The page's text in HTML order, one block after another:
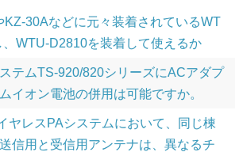
KZ-30Aなどに元々装着されているWT
WTU-D2810を装着して使えるか
テムTS-920/820シリーズにACアダプ
イオン電池の併用は可能ですか。
ヤレスPAシステムにおいて、同じ棟
信用と受信用アンテナは、異なるチ